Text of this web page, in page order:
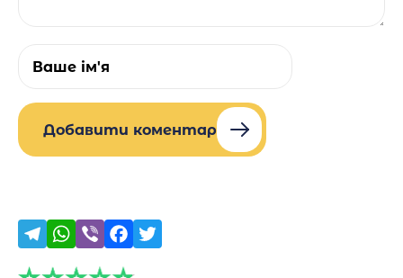
Добавити коментар